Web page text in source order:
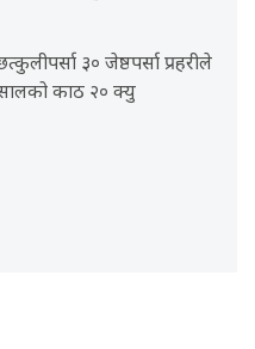
३० जेष्ठपर्सा प्रहरीले
काठ २० क्यु